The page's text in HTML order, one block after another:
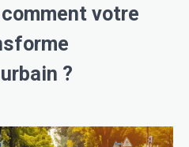
votre
?